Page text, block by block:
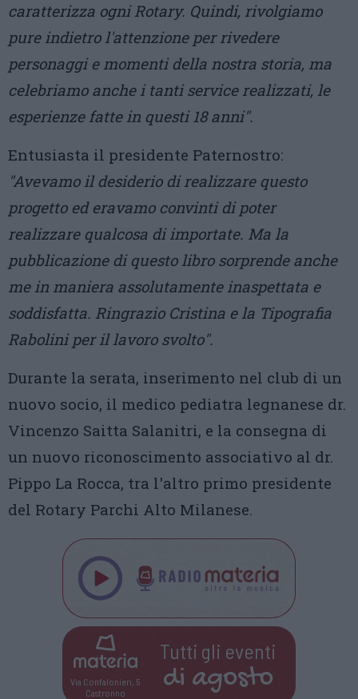
caratterizza ogni Rotary. Quindi, rivolgiamo
pure indietro l'attenzione per rivedere
personaggi e momenti della nostra storia, ma
celebriamo anche i tanti service realizzati, le
esperienze fatte in questi 18 anni".
Entusiasta il presidente Paternostro:
"Avevamo il desiderio di realizzare questo
progetto ed eravamo convinti di poter
realizzare qualcosa di importate. Ma la
pubblicazione di questo libro sorprende anche
me in maniera assolutamente inaspettata e
soddisfatta. Ringrazio Cristina e la Tipografia
Rabolini per il lavoro svolto".
Durante la serata, inserimento nel club di un
nuovo socio, il medico pediatra legnanese dr.
Vincenzo Saitta Salanitri, e la consegna di
un nuovo riconoscimento associativo al dr.
Pippo La Rocca, tra l'altro primo presidente
del Rotary Parchi Alto Milanese.
Via Confalonieri, 5
Castronno
Tutti gli eventi
di agosto